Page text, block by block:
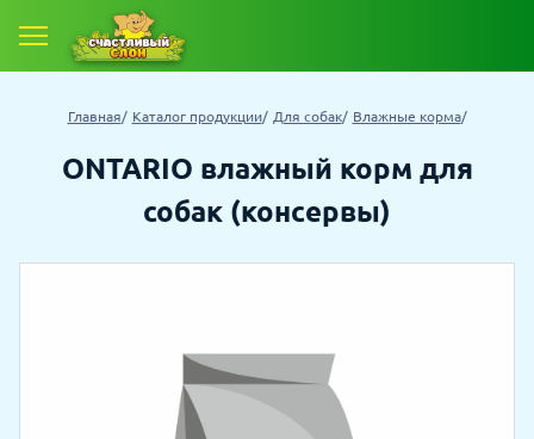
Главная Каталог продукции Для собак Влажные корма
ONTARIO влажный корм для
собак (консервы)